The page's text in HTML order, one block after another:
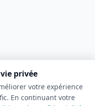
privée
votre expérience
En continuant votre